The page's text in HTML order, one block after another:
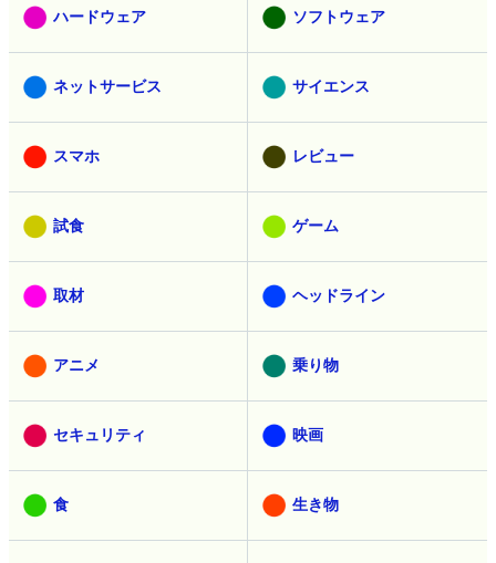
ハードウェア ソフトウェア
ネットサービス サイエンス
スマホ レビュー
試食 ゲーム
取材 ヘッドライン
アニメ 乗り物
セキュリティ 映画
食 生き物